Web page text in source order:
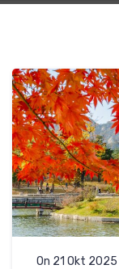
On 21 Okt 2025